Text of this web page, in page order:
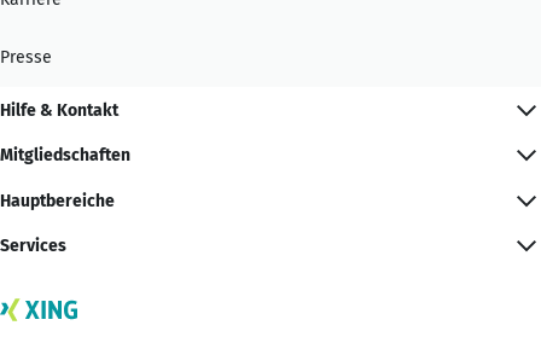
Presse
Hilfe & Kontakt
Mitgliedschaften
Hauptbereiche
Services